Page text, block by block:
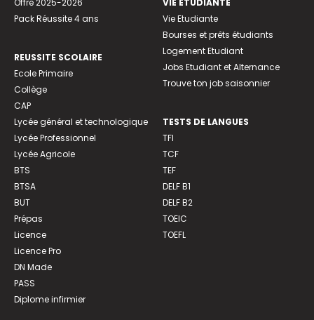
Pack Réussite 4 ans
REUSSITE SCOLAIRE
Ecole Primaire
Collège
CAP
Lycée général et technologique
Lycée Professionnel
Lycée Agricole
BTS
BTSA
BUT
Prépas
Licence
Licence Pro
DN Made
PASS
Diplome infirmier
Vie Etudiante
Bourses et prêts étudiants
Logement Etudiant
Jobs Etudiant et Alternance
Trouve ton job saisonnier
TESTS DE LANGUES
TFI
TCF
TEF
DELF B1
DELF B2
TOEIC
TOEFL